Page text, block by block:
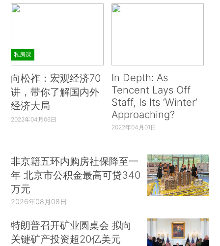
私房课
向松祚：宏观经济70
讲，带你了解国内外
经济大局
2022年04月06日
In Depth: As
Tencent Lays Off
Staff, Is Its ‘Winter’
Approaching?
2022年04月01日
非京籍五环内购房社保降至一
年 北京市公积金最高可贷340
万元
2026年08月08日
特朗普召开矿业圆桌会 拟向
关键矿产投资超20亿美元